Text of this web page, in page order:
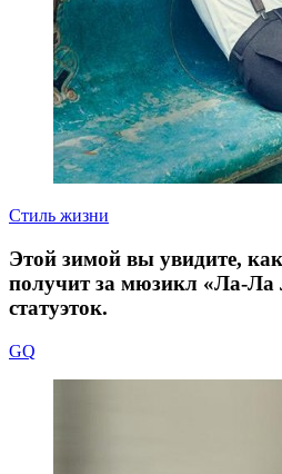
Стиль жизни
Этой зимой вы увидите,
получит за мюзикл «Ла‑Ла
статуэток.
GQ